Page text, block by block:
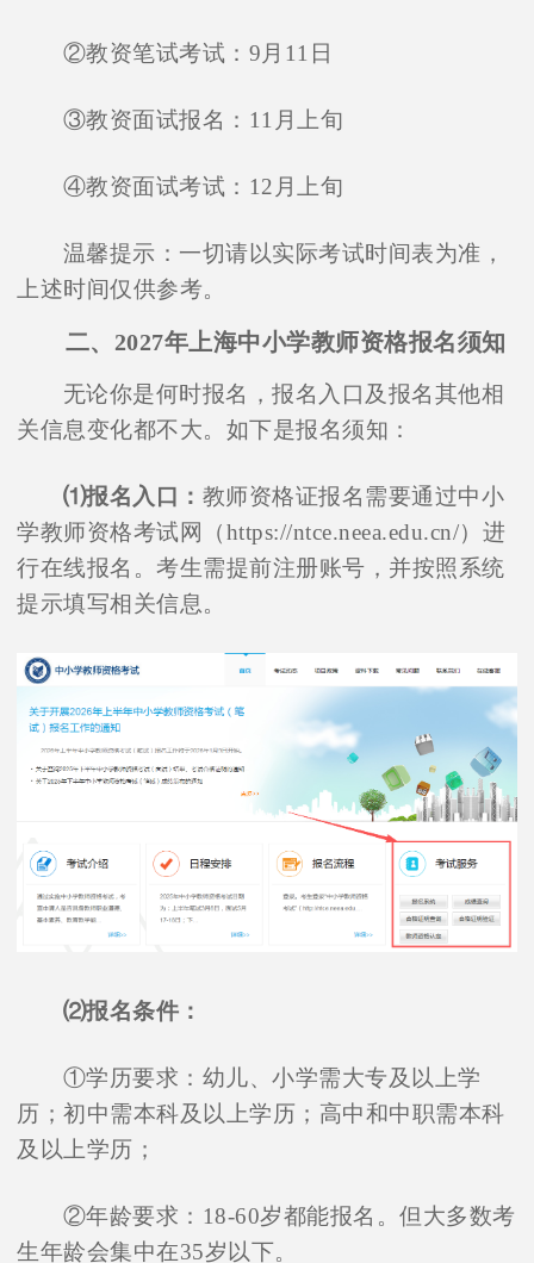
②教资笔试考试：9月11日
③教资面试报名：11月上旬
④教资面试考试：12月上旬
温馨提示：一切请以实际考试时间表为准，
上述时间仅供参考。
二、2027年上海中小学教师资格报名须知
无论你是何时报名，报名入口及报名其他相
关信息变化都不大。如下是报名须知：
⑴报名入口： 教师资格证报名需要通过中小
学教师资格考试网（https://ntce.neea.edu.cn/）进
行在线报名。考生需提前注册账号，并按照系统
提示填写相关信息。
⑵报名条件：
①学历要求：幼儿、小学需大专及以上学
历；初中需本科及以上学历；高中和中职需本科
及以上学历；
②年龄要求：18-60岁都能报名。但大多数考
生年龄会集中在35岁以下。